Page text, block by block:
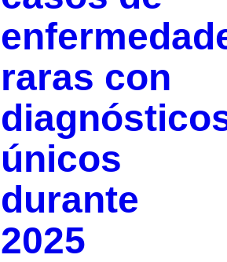
raras con
únicos
durante
2025